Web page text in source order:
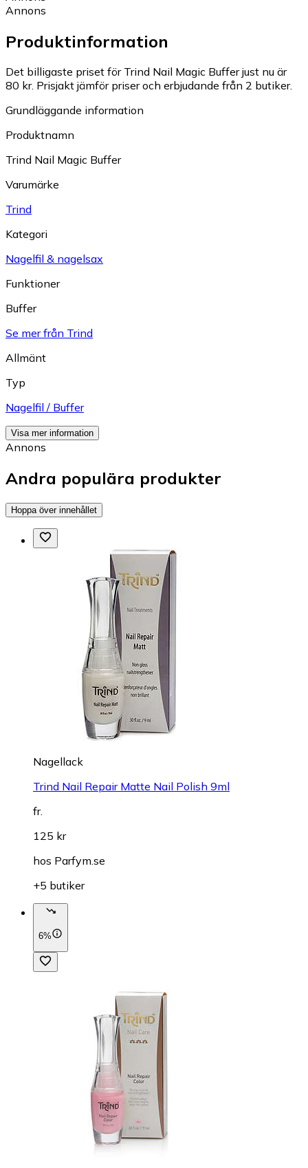
Annons
Produktinformation
Det billigaste priset för Trind Nail Magic Buffer just nu är
80 kr. Prisjakt jämför priser och erbjudande från 2 butiker.
Grundläggande information
Produktnamn
Trind Nail Magic Buffer
Varumärke
Trind
Kategori
Nagelfil & nagelsax
Funktioner
Buffer
Se mer från Trind
Allmänt
Typ
Nagelfil / Buffer
Visa mer information
Annons
Andra populära produkter
Hoppa över innehållet
Nagellack
Trind Nail Repair Matte Nail Polish 9ml
fr.
125 kr
hos Parfym.se
+5 butiker
6%